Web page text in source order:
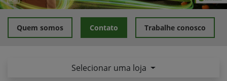
Quem somos Contato Trabalhe conosco
Selecionar uma loja